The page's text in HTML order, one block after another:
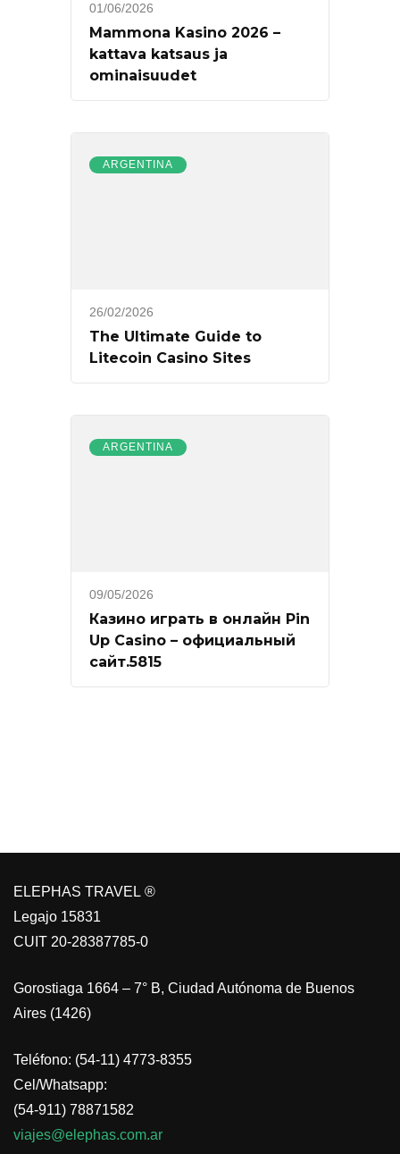
01/06/2026
Mammona Kasino 2026 –
kattava katsaus ja
ominaisuudet
ARGENTINA
26/02/2026
The Ultimate Guide to
Litecoin Casino Sites
ARGENTINA
09/05/2026
Казино играть в онлайн Pin
Up Casino – официальный
сайт.5815
ELEPHAS TRAVEL ®
Legajo 15831
CUIT 20-28387785-0
Gorostiaga 1664 – 7° B, Ciudad Autónoma de Buenos
Aires (1426)
Teléfono: (54-11) 4773-8355
Cel/Whatsapp:
(54-911) 78871582
viajes@elephas.com.ar